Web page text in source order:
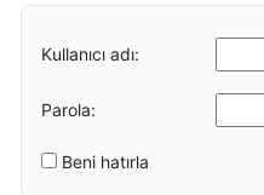
Kullanıcı adı:
Parola:
Beni hatırla